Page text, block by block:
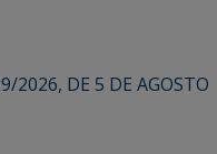
2026, DE 5 DE AGOSTO